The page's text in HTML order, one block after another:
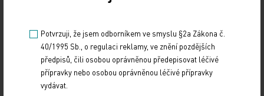
Potvrzuji, že jsem odborníkem ve smyslu §2a Zákona č.
40/1995 Sb., o regulaci reklamy, ve znění pozdějších
předpisů, čili osobou oprávněnou předepisovat léčivé
přípravky nebo osobou oprávněnou léčivé přípravky
vydávat.